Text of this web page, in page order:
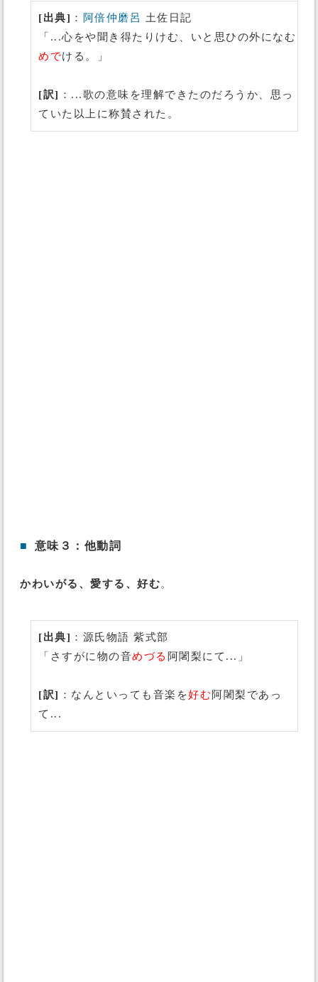
[出典] ： 阿倍仲磨呂
土佐日記
「...心をや聞き得たりけむ、いと思ひの外になむ
めでける。」
[訳] ：...歌の意味を理解できたのだろうか、思っ
ていた以上に称賛された。
■ 意味３：他動詞
かわいがる、愛する、好む。
[出典] ：源氏物語 紫式部
「さすがに物の音めづる 阿闍梨にて...」
[訳] ：なんといっても音楽を好む 阿闍梨であっ
て...